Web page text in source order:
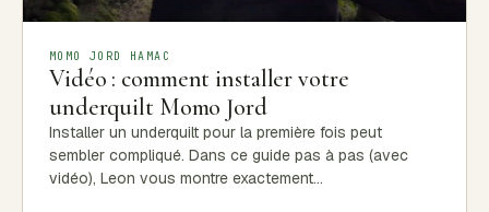
MOMO JORD HAMAC
Vidéo : comment installer votre
underquilt Momo Jord
Installer un underquilt pour la première fois peut
sembler compliqué. Dans ce guide pas à pas (avec
vidéo), Leon vous montre exactement…